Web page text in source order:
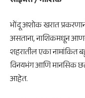
भोंदू अशोक खरात
असताना, नाशिकमधून
शहरातील एका नामांकित
विनयभंग आणि मानसिक
आहेत.